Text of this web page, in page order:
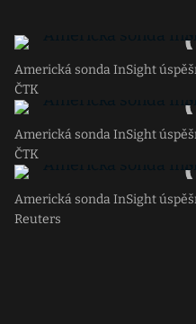
Americká sonda InSight
ČTK
Americká sonda InSight
ČTK
Americká sonda InSight
Reuters